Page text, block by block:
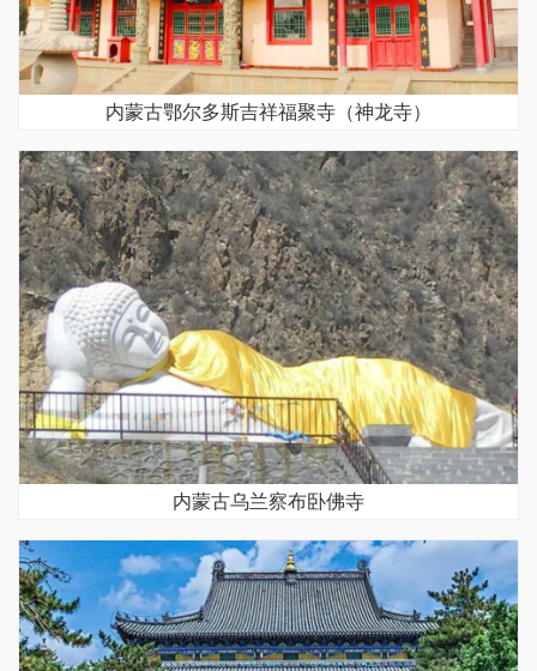
内蒙古鄂尔多斯吉祥福聚寺（神龙寺）
内蒙古乌兰察布卧佛寺